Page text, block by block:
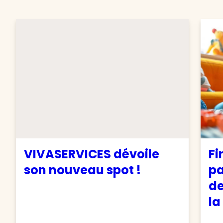
VIVASERVICES dévoile
son nouveau spot !
la